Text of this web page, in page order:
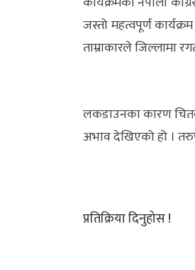
जस्तो महत्वपूर्ण
ताम्राकारले जिल्लामा
लकडाउनका कारण
अभाव देखिएको हो ।
प्रतिक्रिया दिनुहोस !